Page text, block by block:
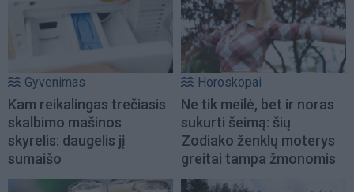
Gyvenimas
Kam reikalingas trečiasis
skalbimo mašinos
skyrelis: daugelis jį
sumaišo
Horoskopai
Ne tik meilė, bet ir noras
sukurti šeimą: šių
Zodiako ženklų moterys
greitai tampa žmonomis